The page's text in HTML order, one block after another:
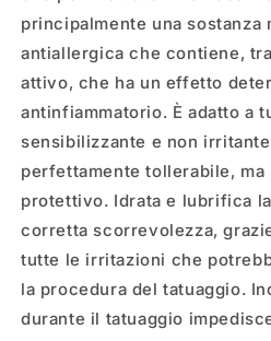
principalmente una sostanza
antiallergica che contiene,
attivo, che ha un effetto
antinfiammatorio. È adatto a
sensibilizzante e non
perfettamente tollerabile,
protettivo. Idrata e lubrifica
corretta scorrevolezza,
tutte le irritazioni che
la procedura del tatuaggio.
durante il tatuaggio